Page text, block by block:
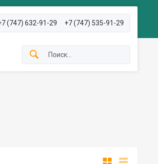
(747) 632-91-29 +7 (747) 535-91-29